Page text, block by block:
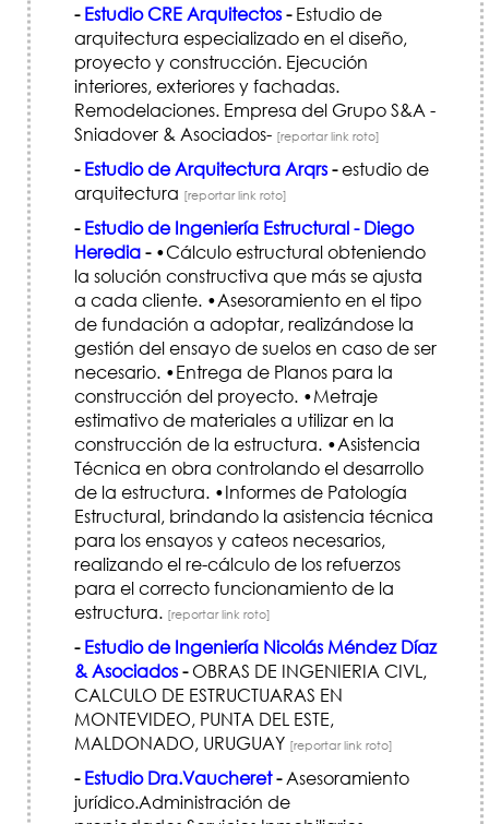
- Estudio CRE Arquitectos-Estudio de
arquitectura especializado en el diseño,
proyecto y construcción. Ejecución
interiores, exteriores y fachadas.
Remodelaciones. Empresa del Grupo S&A -
Sniadover & Asociados- [reportar link roto]
- Estudio de Arquitectura Arqrs-estudio de
arquitectura [reportar link roto]
- Estudio de Ingeniería Estructural - Diego
Heredia-•Cálculo estructural obteniendo
la solución constructiva que más se ajusta
a cada cliente. •Asesoramiento en el tipo
de fundación a adoptar, realizándose la
gestión del ensayo de suelos en caso de ser
necesario. •Entrega de Planos para la
construcción del proyecto. •Metraje
estimativo de materiales a utilizar en la
construcción de la estructura. •Asistencia
Técnica en obra controlando el desarrollo
de la estructura. •Informes de Patología
Estructural, brindando la asistencia técnica
para los ensayos y cateos necesarios,
realizando el re-cálculo de los refuerzos
para el correcto funcionamiento de la
estructura. [reportar link roto]
- Estudio de Ingeniería Nicolás Méndez Díaz
& Asociados-OBRAS DE INGENIERIA CIVL,
CALCULO DE ESTRUCTUARAS EN
MONTEVIDEO, PUNTA DEL ESTE,
MALDONADO, URUGUAY [reportar link roto]
- Estudio Dra.Vaucheret-Asesoramiento
jurídico.Administración de